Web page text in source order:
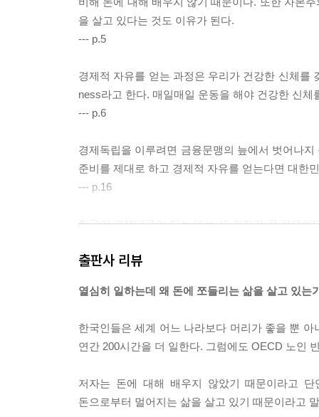
을 살고 있다는 것도 이유가 된다.
--- p.5
경제적 자유를 얻는 과정은 우리가 건강한 신체를
ness라고 한다. 매일매일 운동을 해야 건강한 신
--- p.6
경제독립을 이루려면 금융문맹의 늪에서 벗어나
준비를 제대로 하고 경제적 자유를 얻는다면 대한
--- p.16
한국이 경제대국이 되는 데는 세 가지가 꼭 필요
--- p.20
매스컴에서도 “돈이 없어도 행복할 수 있다.” “행
다. 그 누구도 그렇게 사는 건 원하지 않을 것이다.
--- p.26
돈 때문에’ 원하지 않은 일을 하면서 어려운 여생
--- p.29
출판사 리뷰
열심히 일하는데 왜 돈에 쪼들리는 삶을 살고 있는
한국인들은 세계 어느 나라보다 머리가 좋을 뿐
연간 200시간을 더 일한다. 그럼에도 OECD 노인
저자는 돈에 대해 배우지 않았기 때문이라고
돈으로부터 멀어지는 삶을 살고 있기 때문이라고